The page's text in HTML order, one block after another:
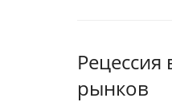
рынков